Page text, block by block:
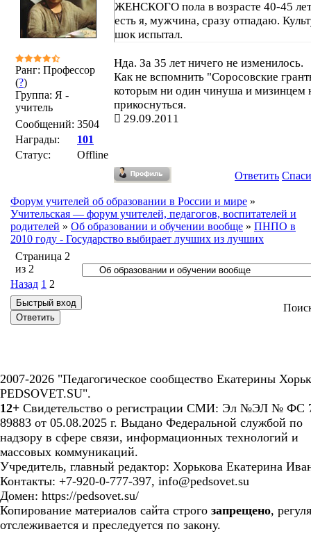
Ранг: Профессор
(?)
Группа: Я -
учитель
Сообщений: 3504
Награды:
101
Статус:
Offline
ЖЕНСКОГО пола в возрасте 40-45
есть я, мужчина, сразу отпадаю.
шок испытал.
Нда. За 35 лет ничего не изменилось.
Как не вспомнить "Соросовские
которым ни один чинуша и мизинцем
прикоснуться.
29.09.2011
Ответить
Форум учителей об образовании в России и мире »
Учительская — форум учителей, педагогов, воспитателей и
родителей » Об образовании и обучении вообще » ПНПО в
2010 году - Государство выбирает лучших из лучших
Страница 2
из 2
Назад 1 2
2007-2026 "Педагогическое сообщество Екатерины
PEDSOVET.SU".
12+ Свидетельство о регистрации СМИ: Эл №ЭЛ № ФС
89883 от 05.08.2025 г. Выдано Федеральной службой по
надзору в сфере связи, информационных технологий и
массовых коммуникаций.
Учредитель, главный редактор: Хорькова Екатерина
Контакты: +7-920-0-777-397, info@pedsovet.su
Домен: https://pedsovet.su/
Копирование материалов сайта строго запрещено,
отслеживается и преследуется по закону.